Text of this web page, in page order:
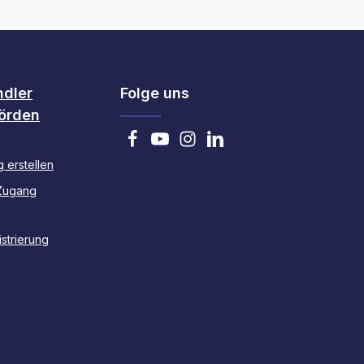
erstellen
Folge uns